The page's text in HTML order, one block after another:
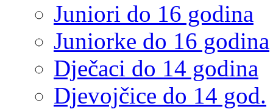
Juniori do 16 godina
Juniorke do 16 godina
Dječaci do 14 godina
Djevojčice do 14 god.